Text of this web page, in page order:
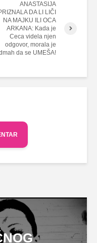
ANASTASIJA
DA LI LIČI
NA MAJKU ILI OCA
ARKANA: Kada je
Ceca videla njen
odgovor, morala je
da se UMEŠA!